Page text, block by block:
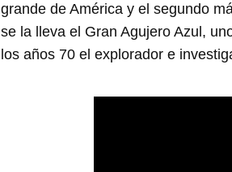
grande de América y el segundo
se la lleva el Gran Agujero Azul,
los años 70 el explorador e